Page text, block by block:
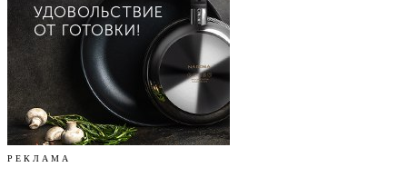
Р Е К Л А М А